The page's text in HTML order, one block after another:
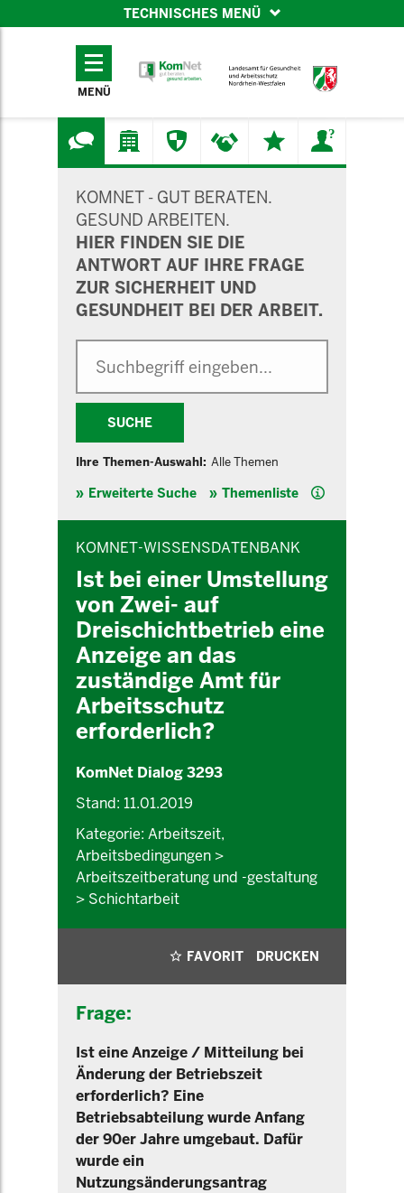
TECHNISCHES MENÜ
TECHNISCHES
MENÜ
KOMNET - GUT BERATEN.
GESUND ARBEITEN.
HIER FINDEN SIE DIE
ANTWORT AUF IHRE FRAGE
ZUR SICHERHEIT UND
GESUNDHEIT BEI DER ARBEIT.
SUCHE
Ihre Themen-Auswahl: Alle Themen
Erweiterte Suche Themenliste Hilfe
KOMNET-WISSENSDATENBANK
Ist bei einer Umstellung
von Zwei- auf
Dreischichtbetrieb eine
Anzeige an das
zuständige Amt für
Arbeitsschutz
erforderlich?
KomNet Dialog 3293
Stand: 11.01.2019
Kategorie: Arbeitszeit,
Arbeitsbedingungen >
Arbeitszeitberatung und -gestaltung
> Schichtarbeit
FAVORIT DRUCKEN
Frage:
Ist eine Anzeige / Mitteilung bei
Änderung der Betriebszeit
erforderlich? Eine
Betriebsabteilung wurde Anfang
der 90er Jahre umgebaut. Dafür
wurde ein
Nutzungsänderungsantrag